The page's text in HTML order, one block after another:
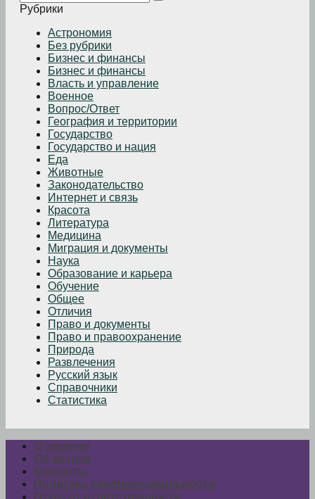
Рубрики
Астрономия
Без рубрики
Бизнеc и финансы
Бизнес и финансы
Власть и управление
Военное
Вопрос/Ответ
География и территории
Государство
Государство и нация
Еда
Животные
Законодательство
Интернет и связь
Красота
Литература
Медицина
Миграция и документы
Наука
Образование и карьера
Обучение
Общее
Отличия
Право и документы
Право и правоохранение
Природа
Развлечения
Русский язык
Справочники
Статистика
О проекте
Об авторе
Контакты
Политика конфиденциальности
Отказ от ответственности